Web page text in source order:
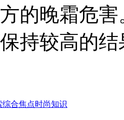
的晚霜危
持较高的结
综合焦点时尚知识